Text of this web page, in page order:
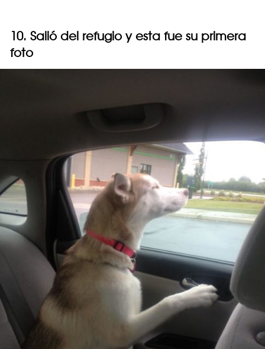
10. Salió del refugio y esta fue su primera
foto